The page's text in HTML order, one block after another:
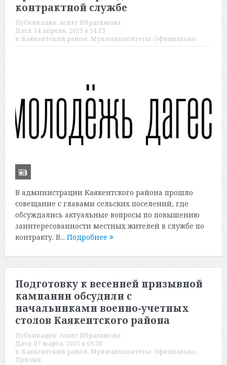
контрактной службе
Публикация: Асият Ибрагимова
Дата: 14 апреля, 2025 в 14:13
в: Каякентский район, Муниципалитеты, Официально
В администрации Каякентского района прошло
совещание с главами сельских поселений, где
обсуждались актуальные вопросы по повышению
заинтересованности местных жителей в службе по
контракту. В... Подробнее
Подготовку к весенней призывной
кампании обсудили с
начальниками военно-учетных
столов Каякентского района
Публикация: Асият Ибрагимова
Дата: 07 марта, 2025 в 09:38
в: Каякентский район, Муниципалитеты, Официально,
Призыв